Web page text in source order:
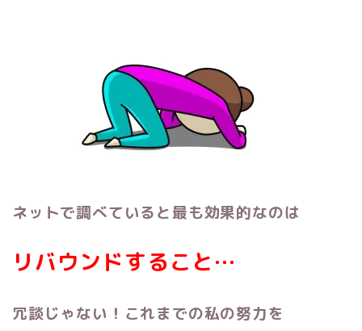
ネットで調べていると最も効果的なのは
リバウンドすること…
冗談じゃない！これまでの私の努力を